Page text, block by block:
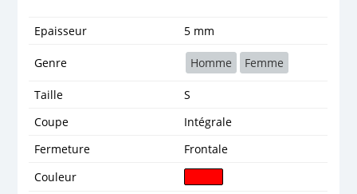
Epaisseur 5 mm
Genre Homme Femme
Taille
S
Coupe
Intégrale
Fermeture
Frontale
Couleur